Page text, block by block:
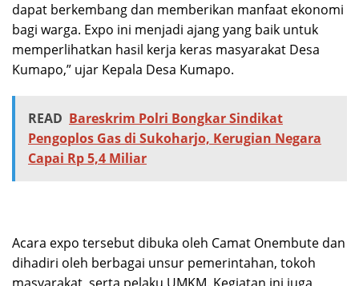
dapat berkembang dan memberikan manfaat ekonomi
bagi warga. Expo ini menjadi ajang yang baik untuk
memperlihatkan hasil kerja keras masyarakat Desa
Kumapo,” ujar Kepala Desa Kumapo.
READ Bareskrim Polri Bongkar Sindikat
Pengoplos Gas di Sukoharjo, Kerugian Negara
Capai Rp 5,4 Miliar
Acara expo tersebut dibuka oleh Camat Onembute dan
dihadiri oleh berbagai unsur pemerintahan, tokoh